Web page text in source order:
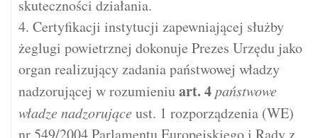
skuteczności działania.
4. Certyfikacji instytucji zapewniającej służby
żeglugi powietrznej dokonuje Prezes Urzędu jako
organ realizujący zadania państwowej władzy
nadzorującej w rozumieniuart. 4 państwowe
władze nadzorujące ust. 1 rozporządzenia (WE)